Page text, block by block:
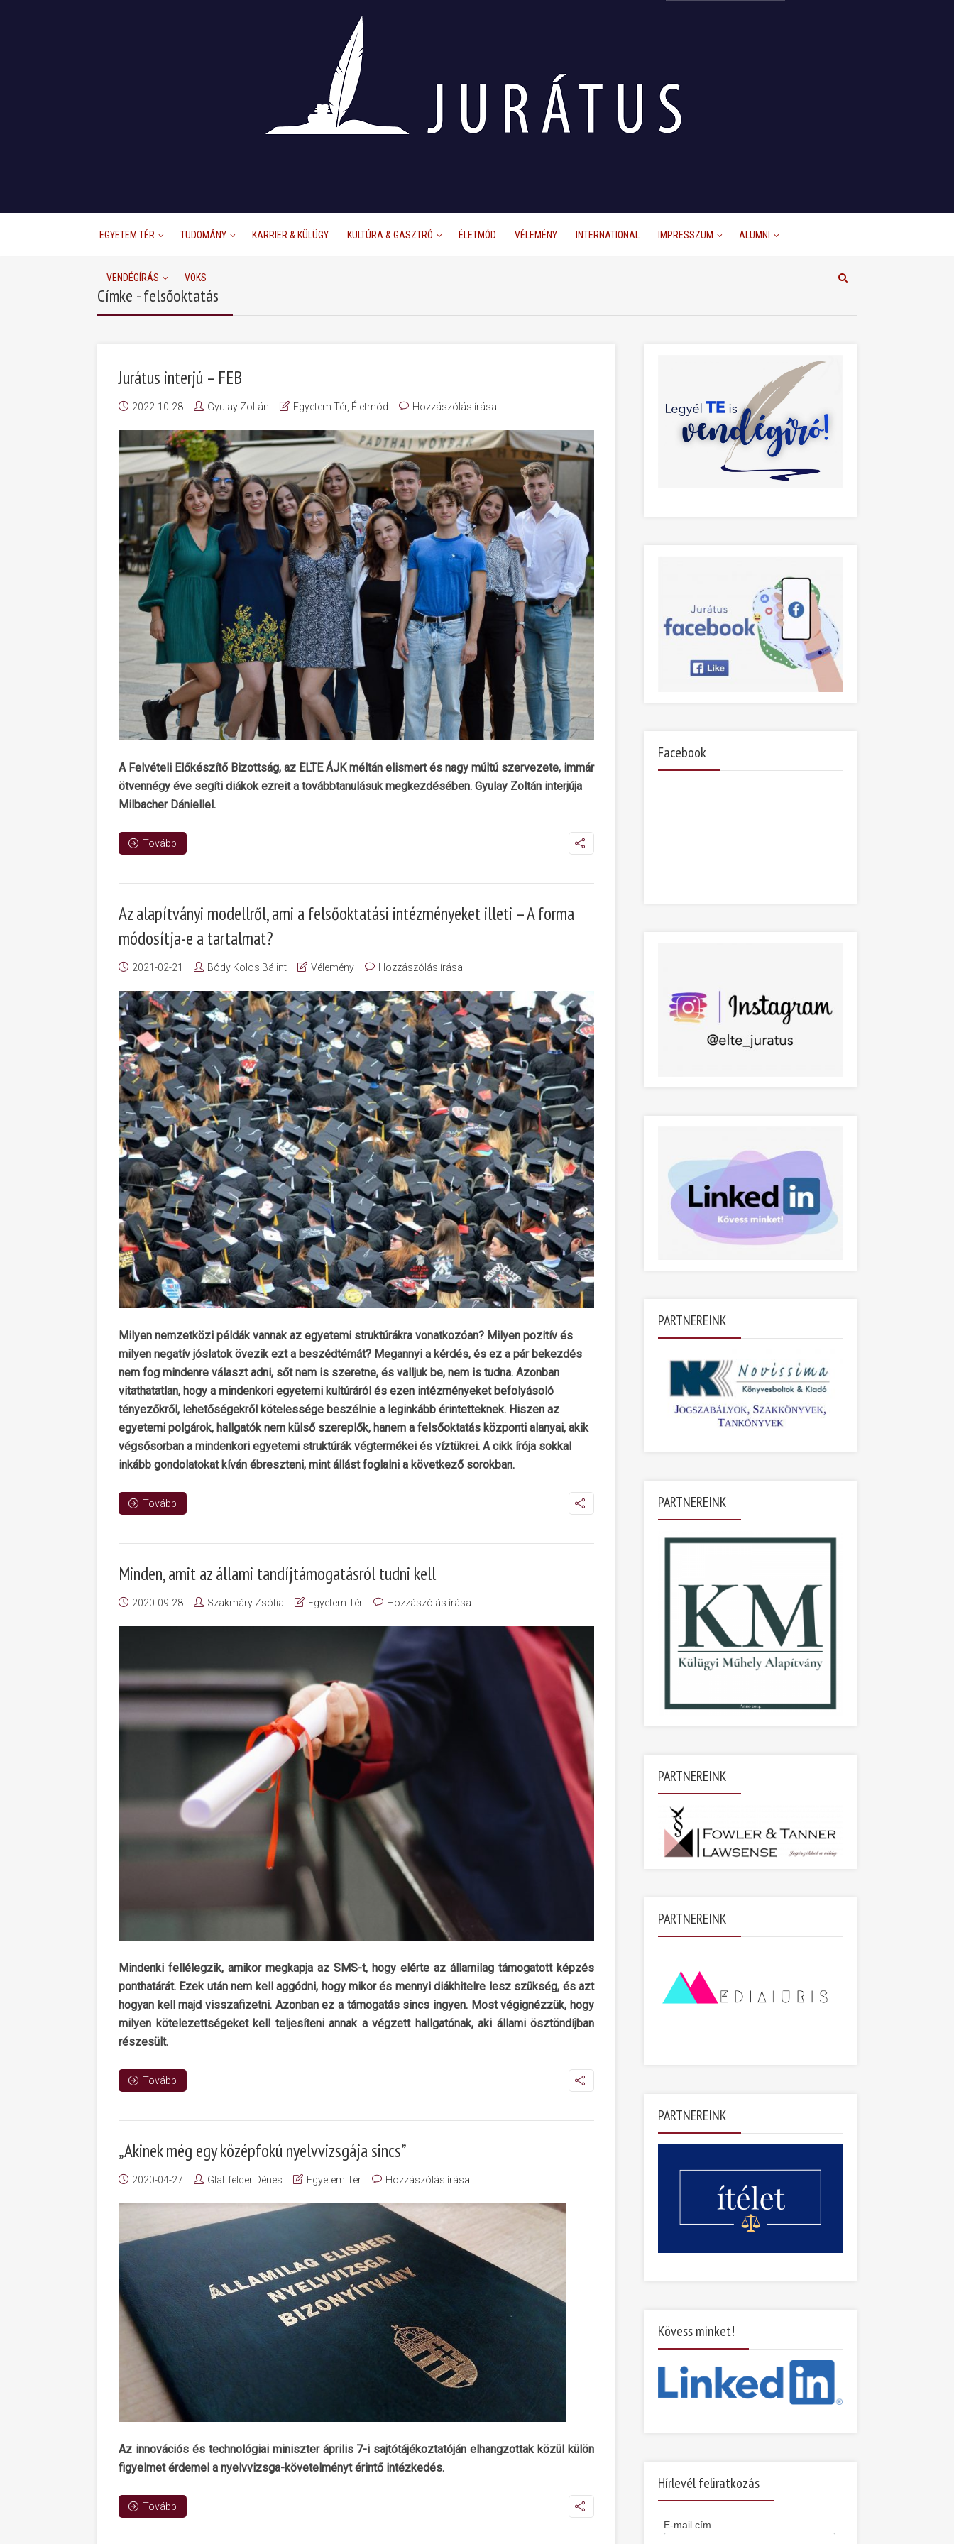
EGYETEM TÉR TUDOMÁNY KARRIER & KÜLÜGY KULTÚRA & GASZTRÓ ÉLETMÓD VÉLEMÉNY INTERNATIONAL IMPRESSZUM ALUMNI
VENDÉGÍRÁS VOKS
Címke - felsőoktatás
Jurátus interjú – FEB
2022-10-28 Gyulay Zoltán Egyetem Tér, Életmód Hozzászólás írása
A Felvételi Előkészítő Bizottság, az ELTE ÁJK méltán elismert és nagy múltú szervezete, immár
ötvennégy éve segíti diákok ezreit a továbbtanulásuk megkezdésében. Gyulay Zoltán interjúja
Milbacher Dániellel.
Tovább
Az alapítványi modellről, ami a felsőoktatási intézményeket illeti – A forma
módosítja-e a tartalmat?
2021-02-21 Bódy Kolos Bálint Vélemény Hozzászólás írása
Milyen nemzetközi példák vannak az egyetemi struktúrákra vonatkozóan? Milyen pozitív és
milyen negatív jóslatok övezik ezt a beszédtémát? Megannyi a kérdés, és ez a pár bekezdés
nem fog mindenre választ adni, sőt nem is szeretne, és valljuk be, nem is tudna. Azonban
vitathatatlan, hogy a mindenkori egyetemi kultúráról és ezen intézményeket befolyásoló
tényezőkről, lehetőségekről kötelessége beszélnie a leginkább érintetteknek. Hiszen az
egyetemi polgárok, hallgatók nem külső szereplők, hanem a felsőoktatás központi alanyai, akik
végsősorban a mindenkori egyetemi struktúrák végtermékei és víztükrei. A cikk írója sokkal
inkább gondolatokat kíván ébreszteni, mint állást foglalni a következő sorokban.
Tovább
Minden, amit az állami tandíjtámogatásról tudni kell
2020-09-28 Szakmáry Zsófia Egyetem Tér Hozzászólás írása
Mindenki fellélegzik, amikor megkapja az SMS-t, hogy elérte az államilag támogatott képzés
ponthatárát. Ezek után nem kell aggódni, hogy mikor és mennyi diákhitelre lesz szükség, és azt
hogyan kell majd visszafizetni. Azonban ez a támogatás sincs ingyen. Most végignézzük, hogy
milyen kötelezettségeket kell teljesíteni annak a végzett hallgatónak, aki állami ösztöndíjban
részesült.
Tovább
„Akinek még egy középfokú nyelvvizsgája sincs”
2020-04-27 Glattfelder Dénes Egyetem Tér Hozzászólás írása
Az innovációs és technológiai miniszter április 7-i sajtótájékoztatóján elhangzottak közül külön
figyelmet érdemel a nyelvvizsga-követelményt érintő intézkedés.
Tovább
Facebook
PARTNEREINK
PARTNEREINK
PARTNEREINK
PARTNEREINK
PARTNEREINK
Kövess minket!
Hírlevél feliratkozás
E-mail cím